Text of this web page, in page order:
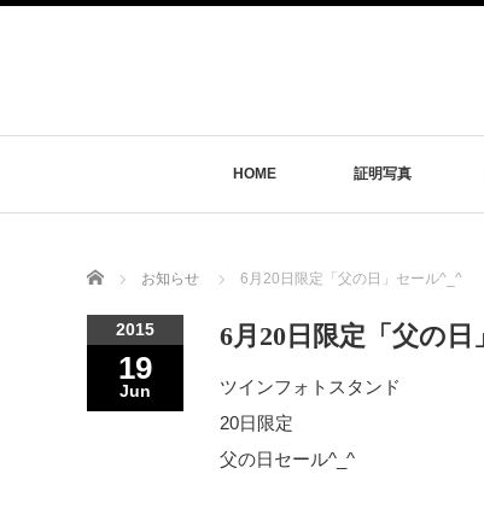
HOME 証明写真
Home お知らせ 6月20日限定「父の日」セール^_^
2015
19
Jun
6月20日限定「父の
ツインフォトスタンド
20日限定
父の日セール^_^